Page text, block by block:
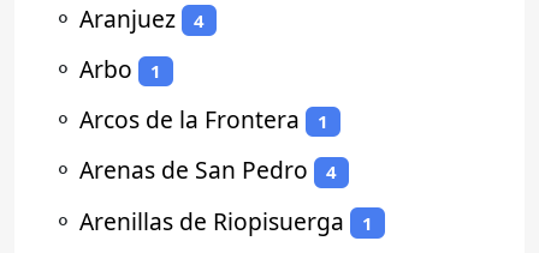
⚬ Aranjuez 4
⚬ Arbo 1
⚬ Arcos de la Frontera 1
⚬ Arenas de San Pedro 4
⚬ Arenillas de Riopisuerga 1